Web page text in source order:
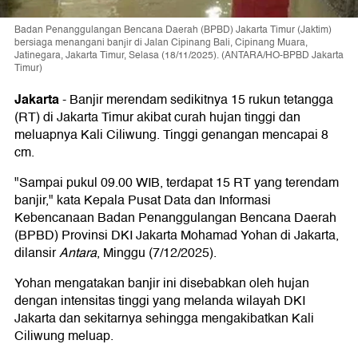
Badan Penanggulangan Bencana Daerah (BPBD) Jakarta Timur (Jaktim)
bersiaga menangani banjir di Jalan Cipinang Bali, Cipinang Muara,
Jatinegara, Jakarta Timur, Selasa (18/11/2025). (ANTARA/HO-BPBD Jakarta
Timur)
Jakarta-Banjir merendam sedikitnya 15 rukun tetangga
(RT) di Jakarta Timur akibat curah hujan tinggi dan
meluapnya Kali Ciliwung. Tinggi genangan mencapai 8
cm.
"Sampai pukul 09.00 WIB, terdapat 15 RT yang terendam
banjir," kata Kepala Pusat Data dan Informasi
Kebencanaan Badan Penanggulangan Bencana Daerah
(BPBD) Provinsi DKI Jakarta Mohamad Yohan di Jakarta,
dilansirAntara, Minggu (7/12/2025).
Yohan mengatakan banjir ini disebabkan oleh hujan
dengan intensitas tinggi yang melanda wilayah DKI
Jakarta dan sekitarnya sehingga mengakibatkan Kali
Ciliwung meluap.